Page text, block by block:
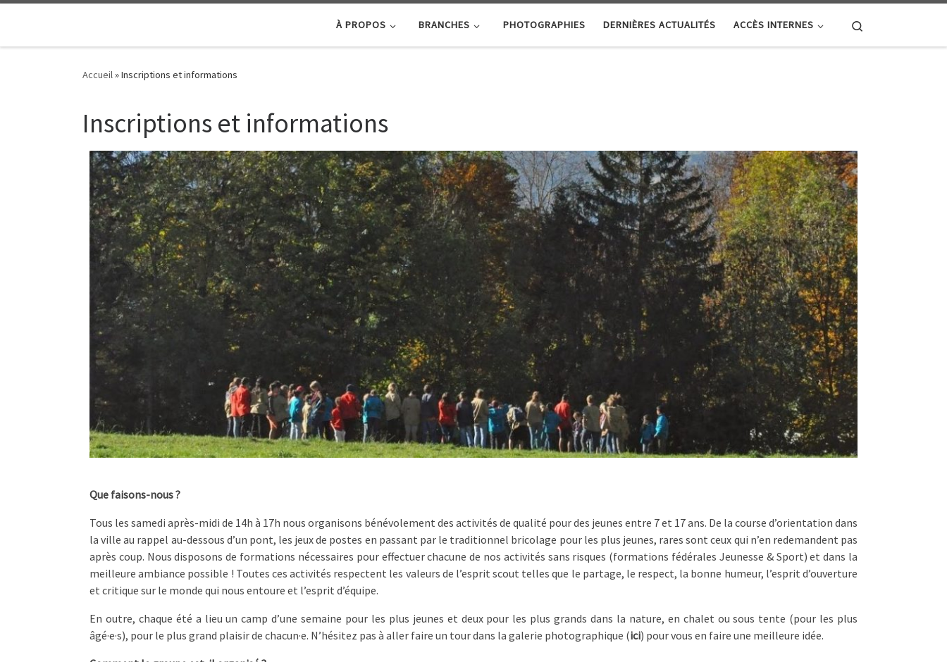
À PROPOS BRANCHES PHOTOGRAPHIES DERNIÈRES ACTUALITÉS ACCÈS INTERNES
Accueil»Inscriptions et informations
Inscriptions et informations
Que faisons-nous ?
Tous les samedi après-midi de 14h à 17h nous organisons bénévolement des activités de qualité pour des jeunes entre 7 et 17 ans. De la course d’orientation dans
la ville au rappel au-dessous d’un pont, les jeux de postes en passant par le traditionnel bricolage pour les plus jeunes, rares sont ceux qui n’en redemandent pas
après coup. Nous disposons de formations nécessaires pour effectuer chacune de nos activités sans risques (formations fédérales Jeunesse & Sport) et dans la
meilleure ambiance possible ! Toutes ces activités respectent les valeurs de l’esprit scout telles que le partage, le respect, la bonne humeur, l’esprit d’ouverture
et critique sur le monde qui nous entoure et l’esprit d’équipe.
En outre, chaque été a lieu un camp d’une semaine pour les plus jeunes et deux pour les plus grands dans la nature, en chalet ou sous tente (pour les plus
âgé·e·s), pour le plus grand plaisir de chacun·e. N’hésitez pas à aller faire un tour dans la galerie photographique (ici) pour vous en faire une meilleure idée.